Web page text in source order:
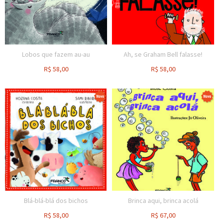
Lobos que fazem au-au
R$ 58,00
Ah, se Graham Bell falasse!
R$ 58,00
Blá-blá-blá dos bichos
R$ 58,00
Brinca aqui, brinca acolá
R$ 67,00